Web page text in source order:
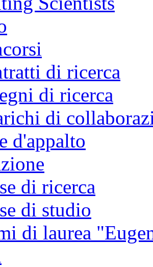
di ricerca
di ricerca
di
d'appalto
di ricerca
di studio
di laurea